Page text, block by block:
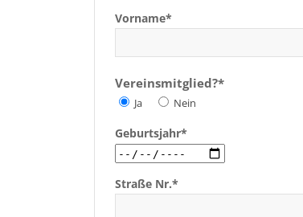
Vorname*
Vereinsmitglied?*
Ja Nein
Geburtsjahr*
Straße Nr.*